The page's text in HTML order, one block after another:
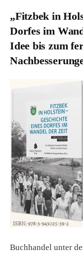
„Fitzbek in
Dorfes im
Idee bis zum
Buchhandel unter